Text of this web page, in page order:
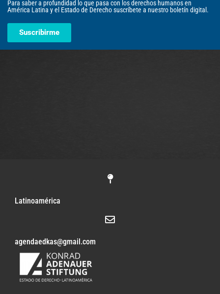
Para saber a profundidad lo que pasa con los derechos humanos en
América Latina y el Estado de Derecho suscríbete a nuestro boletín digital.
Suscribirme
Latinoamérica
agendaedkas@gmail.com